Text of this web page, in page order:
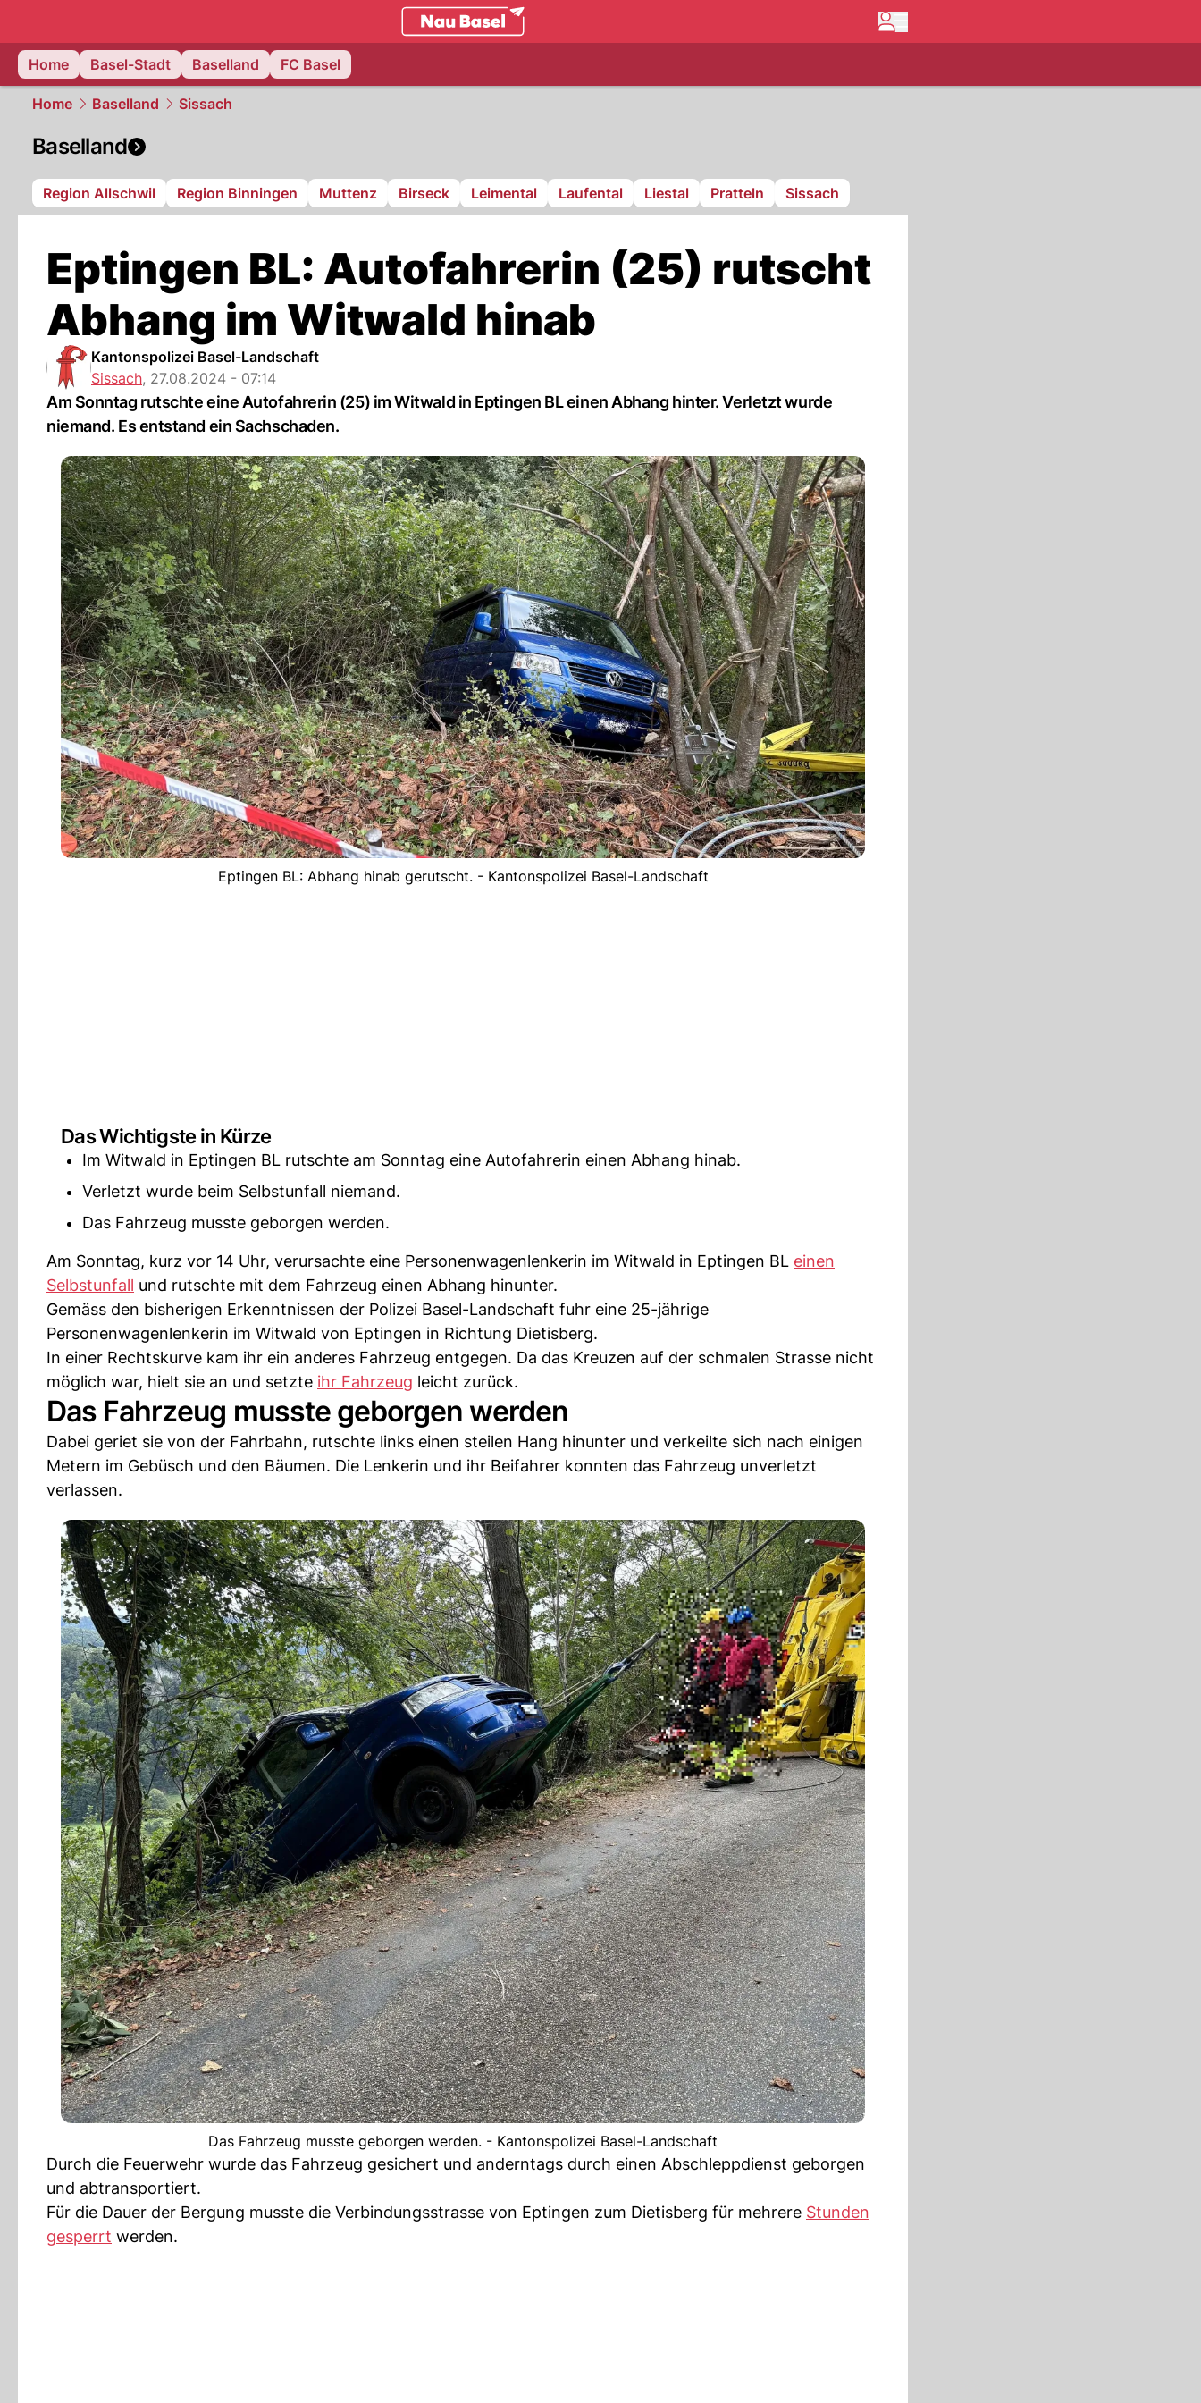
basel.
Home
Basel-Stadt Baselland FC Basel
Home Baselland Sissach
Baselland
Region Allschwil Region Binningen Muttenz Birseck Leimental Laufental Liestal Pratteln Sissach
Eptingen BL: Autofahrerin (25) rutscht
Abhang im Witwald hinab
Kantonspolizei Basel-Landschaft
Sissach, 27.08.2024 - 07:14
Am Sonntag rutschte eine Autofahrerin (25) im Witwald in Eptingen BL einen Abhang hinter. Verletzt wurde
niemand. Es entstand ein Sachschaden.
Eptingen BL: Abhang hinab gerutscht. - Kantonspolizei Basel-Landschaft
Das Wichtigste in Kürze
Im Witwald in Eptingen BL rutschte am Sonntag eine Autofahrerin einen Abhang hinab.
Verletzt wurde beim Selbstunfall niemand.
Das Fahrzeug musste geborgen werden.
Am Sonntag, kurz vor 14 Uhr, verursachte eine Personenwagenlenkerin im Witwald in Eptingen BL einen
Selbstunfall und rutschte mit dem Fahrzeug einen Abhang hinunter.
Gemäss den bisherigen Erkenntnissen der Polizei Basel-Landschaft fuhr eine 25-jährige
Personenwagenlenkerin im Witwald von Eptingen in Richtung Dietisberg.
In einer Rechtskurve kam ihr ein anderes Fahrzeug entgegen. Da das Kreuzen auf der schmalen Strasse nicht
möglich war, hielt sie an und setzte ihr Fahrzeug leicht zurück.
Das Fahrzeug musste geborgen werden
Dabei geriet sie von der Fahrbahn, rutschte links einen steilen Hang hinunter und verkeilte sich nach einigen
Metern im Gebüsch und den Bäumen. Die Lenkerin und ihr Beifahrer konnten das Fahrzeug unverletzt
verlassen.
Das Fahrzeug musste geborgen werden. - Kantonspolizei Basel-Landschaft
Durch die Feuerwehr wurde das Fahrzeug gesichert und anderntags durch einen Abschleppdienst geborgen
und abtransportiert.
Für die Dauer der Bergung musste die Verbindungsstrasse von Eptingen zum Dietisberg für mehrere Stunden
gesperrt werden.